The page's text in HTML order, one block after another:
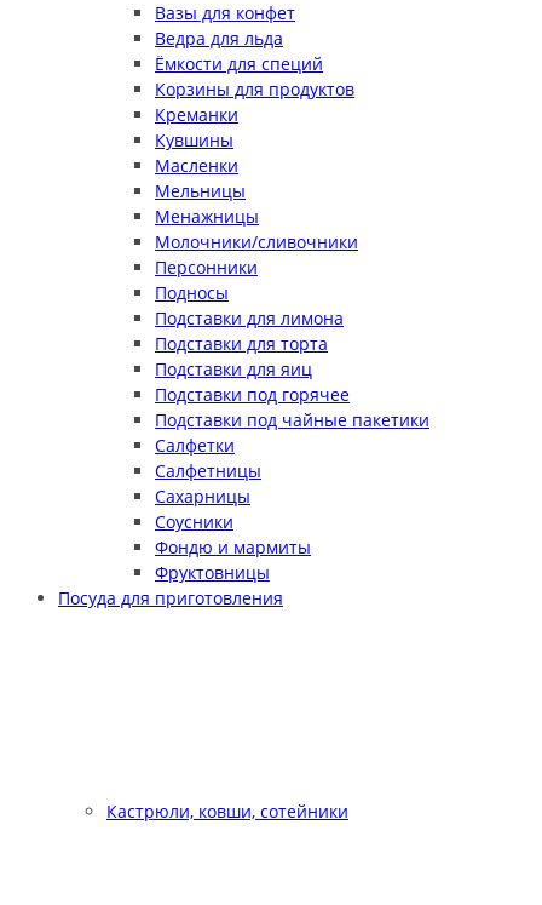
Вазы для конфет
Ведра для льда
Ёмкости для специй
Корзины для продуктов
Креманки
Кувшины
Масленки
Мельницы
Менажницы
Молочники/сливочники
Персонники
Подносы
Подставки для лимона
Подставки для торта
Подставки для яиц
Подставки под горячее
Подставки под чайные пакетики
Салфетки
Салфетницы
Сахарницы
Соусники
Фондю и мармиты
Фруктовницы
Посуда для приготовления
Кастрюли, ковши, сотейники